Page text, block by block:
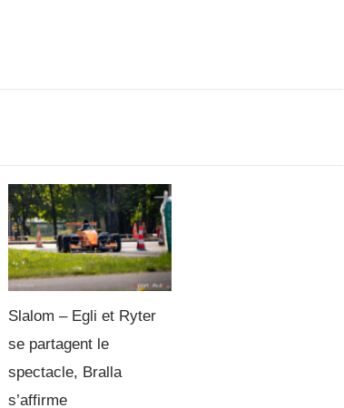
Slalom – Egli et Ryter
se partagent le
spectacle, Bralla
s’affirme